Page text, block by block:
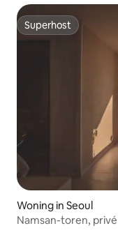
opslag, Maximaal
Superhost
Superhost
Woning in Seoul
Namsan-toren,